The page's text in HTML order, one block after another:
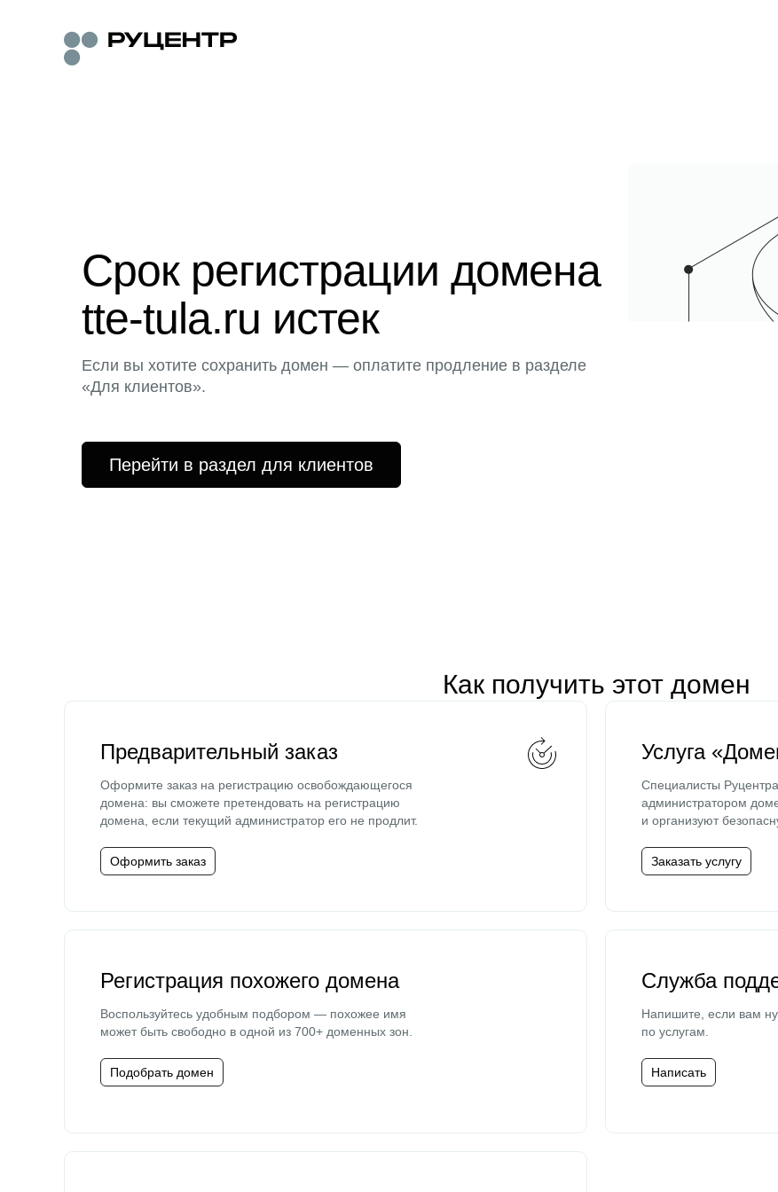
Срок регистрации домена
tte-tula.ru истек
Если вы хотите сохранить домен — оплатите продление в разделе
«Для клиентов».
Перейти в раздел для клиентов
Как получить этот домен
Предварительный заказ
Оформите заказ на регистрацию освобождающегося
домена: вы сможете претендовать на регистрацию
домена, если текущий администратор его не продлит.
Оформить заказ
Услуга
Специалисты
администратором
и организуют
Заказать услугу
Регистрация похожего домена
Воспользуйтесь удобным подбором — похожее имя
может быть свободно в одной из 700+ доменных зон.
Подобрать домен
Служба
Напишите, если вам
по услугам.
Написать